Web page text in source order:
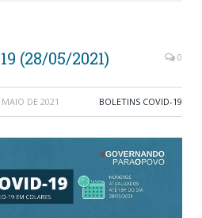
(28/05/2021) 0
DE 2021 BOLETINS COVID-19